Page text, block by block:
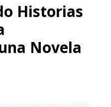
Historias
Novela